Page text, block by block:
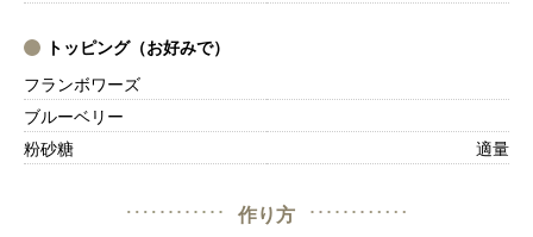
トッピング（お好みで）
フランボワーズ
ブルーベリー
粉砂糖
適量
作り方